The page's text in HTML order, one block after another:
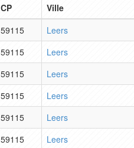
CP
Ville
59115
Leers
59115
Leers
59115
Leers
59115
Leers
59115
Leers
59115
Leers